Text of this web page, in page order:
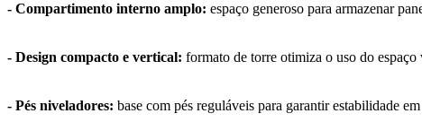
- Compartimento interno amplo: espaço generoso para armazenar
- Design compacto e vertical: formato de torre otimiza o uso do
- Pés niveladores: base com pés reguláveis para garantir estabilidade